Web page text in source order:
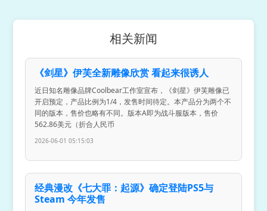
相关新闻
《剑星》伊芙全新雕像欣赏 看起来很诱人
近日知名雕像品牌Coolbear工作室宣布，《剑星》伊芙雕像已
开启预定，产品比例为1/4，发售时间待定。本产品分为两个不
同的版本，售价也略有不同。版本A即为战斗服版本，售价
562.86美元（折合人民币
2026-06-01 05:15:03
经典漫改《七大罪：起源》确定登陆PS5与
Steam 今年发售